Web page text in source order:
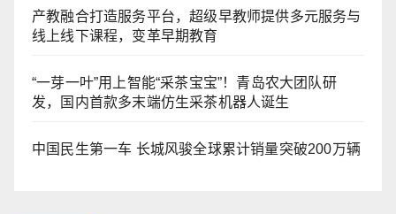
产教融合打造服务平台，超级早教师提供多元服务与
线上线下课程，变革早期教育
“一芽一叶”用上智能“采茶宝宝”！青岛农大团队研
发，国内首款多末端仿生采茶机器人诞生
中国民生第一车 长城风骏全球累计销量突破200万辆